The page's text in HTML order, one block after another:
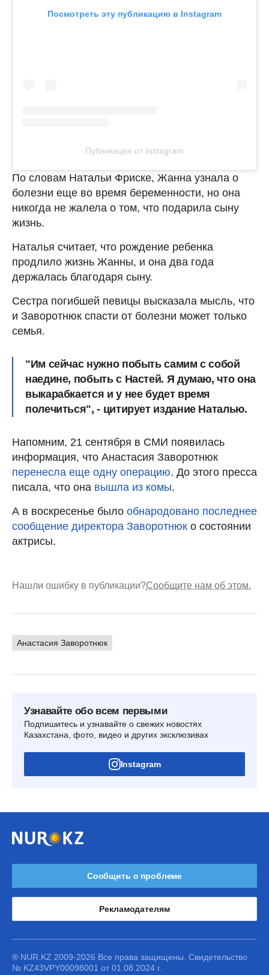
Посмотреть эту публикацию в Instagram
Публикация от Instagram
По словам Натальи Фриске, Жанна узнала о
болезни еще во время беременности, но она
никогда не жалела о том, что подарила сыну
жизнь.
Наталья считает, что рождение ребенка
продлило жизнь Жанны, и она два года
держалась благодаря сыну.
Сестра погибшей певицы высказала мысль, что
и Заворотнюк спасти от болезни может только
семья.
"Им сейчас нужно побыть самим с собой
наедине, побыть с Настей. Я думаю, что она
выкарабкается и у нее будет время
полечиться", - цитирует издание Наталью.
Напомним, 21 сентября в СМИ появилась
информация, что Анастасия Заворотнюк
перенесла еще одну операцию. До этого пресса
писала, что она вышла из комы.
А в воскресенье было обнародовано последнее
сообщение директора Заворотнюк о состоянии
актрисы.
Нашли ошибку в публикации?Сообщите нам об этом.
Анастасия Заворотнюк
Узнавайте обо всем первыми
Подпишитесь и узнавайте о свежих новостях
Казахстана, фото, видео и других эксклюзивах
Instagram
Сообщить о проблеме
Рекламодателям
® NUR.KZ 2009-2026 Все права защищены. Свидетельство
№ KZ43VPY00098001 от 01.08.2024 г.